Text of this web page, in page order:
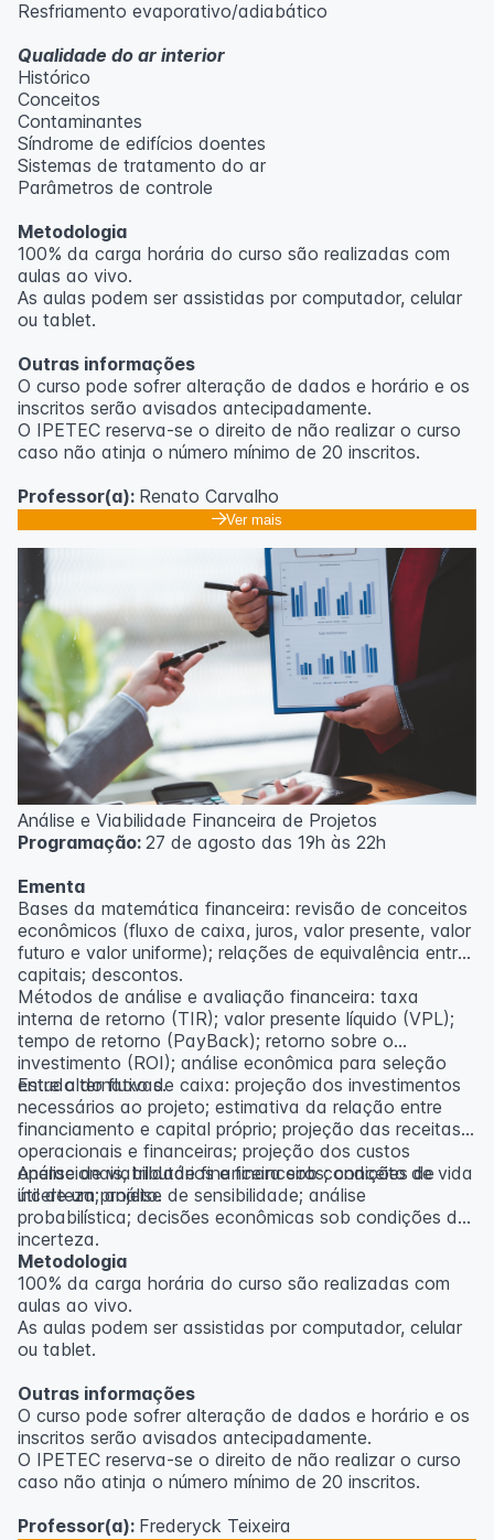
Resfriamento evaporativo/adiabático
Qualidade do ar interior
Histórico
Conceitos
Contaminantes
Síndrome de edifícios doentes
Sistemas de tratamento do ar
Parâmetros de controle
Metodologia
100% da carga horária do curso são realizadas com
aulas ao vivo.
As aulas podem ser assistidas por computador, celular
ou tablet.
Outras informações
O curso pode sofrer alteração de dados e horário e os
inscritos serão avisados ​​antecipadamente.
O IPETEC reserva-se o direito de não realizar o curso
caso não atinja o número mínimo de 20 inscritos.
Professor(a): Renato Carvalho
Ver mais
Análise e Viabilidade Financeira de Projetos
Programação: 27 de agosto das 19h às 22h
Ementa
Bases da matemática financeira: revisão de conceitos
econômicos (fluxo de caixa, juros, valor presente, valor
futuro e valor uniforme); relações de equivalência entre
capitais; descontos.
Métodos de análise e avaliação financeira: taxa
interna de retorno (TIR); valor presente líquido (VPL);
tempo de retorno (PayBack); retorno sobre o
investimento (ROI); análise econômica para seleção
entre alternativas.
Estudo do fluxo de caixa: projeção dos investimentos
necessários ao projeto; estimativa da relação entre
financiamento e capital próprio; projeção das receitas
operacionais e financeiras; projeção dos custos
operacionais, tributários e financeiros; conceito de vida
útil de um projeto.
Análise de viabilidade financeira sob condições de
incerteza; análise de sensibilidade; análise
probabilística; decisões econômicas sob condições de
incerteza.
Metodologia
100% da carga horária do curso são realizadas com
aulas ao vivo.
As aulas podem ser assistidas por computador, celular
ou tablet.
Outras informações
O curso pode sofrer alteração de dados e horário e os
inscritos serão avisados ​​antecipadamente.
O IPETEC reserva-se o direito de não realizar o curso
caso não atinja o número mínimo de 20 inscritos.
Professor(a): Frederyck Teixeira